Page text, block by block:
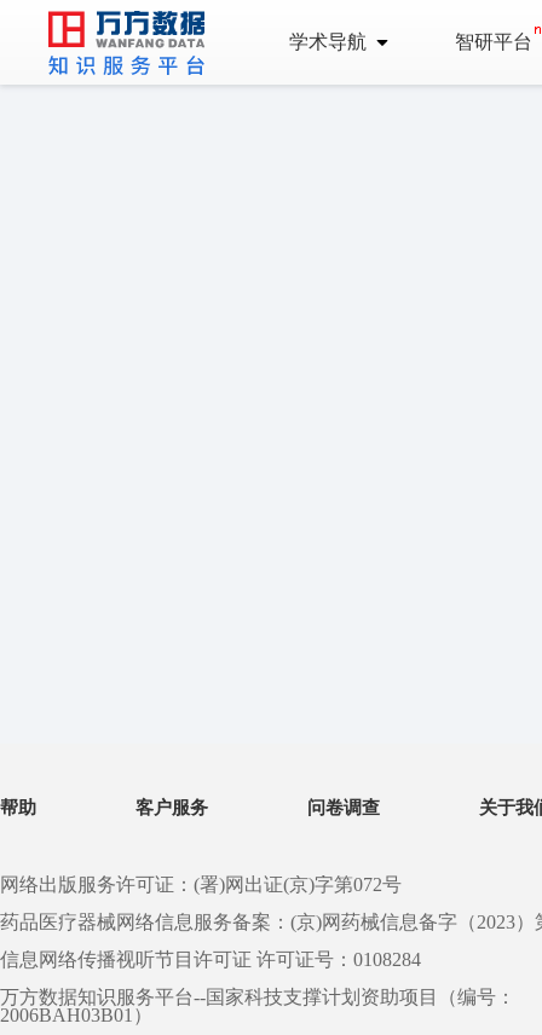
学术导航 智研平台
帮助 客户服务 问卷调查 关于我
网络出版服务许可证：(署)网出证(京)字第072号
药品医疗器械网络信息服务备案：(京)网药械信息备字（2023）
信息网络传播视听节目许可证 许可证号：0108284
万方数据知识服务平台--国家科技支撑计划资助项目（编号：
2006BAH03B01）